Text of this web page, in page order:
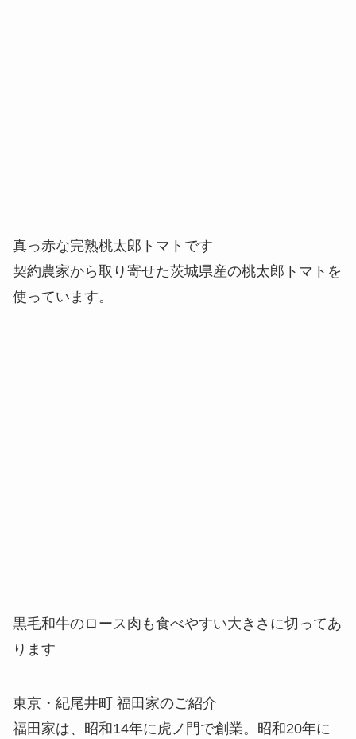
真っ赤な完熟桃太郎トマトです
契約農家から取り寄せた茨城県産の桃太郎トマトを
使っています。
黒毛和牛のロース肉も食べやすい大きさに切ってあ
ります
東京・紀尾井町 福田家のご紹介
福田家は、昭和14年に虎ノ門で創業。昭和20年に